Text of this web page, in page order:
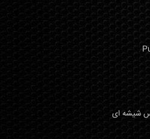
شیشه ای